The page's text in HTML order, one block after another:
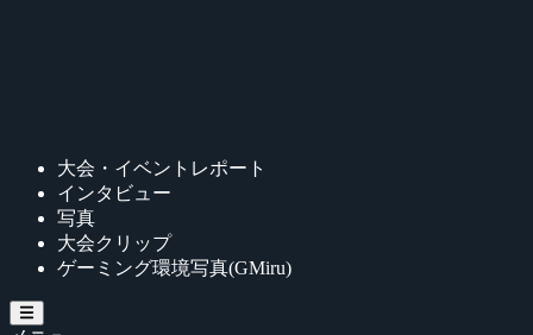
大会・イベントレポート
インタビュー
写真
大会クリップ
ゲーミング環境写真(GMiru)